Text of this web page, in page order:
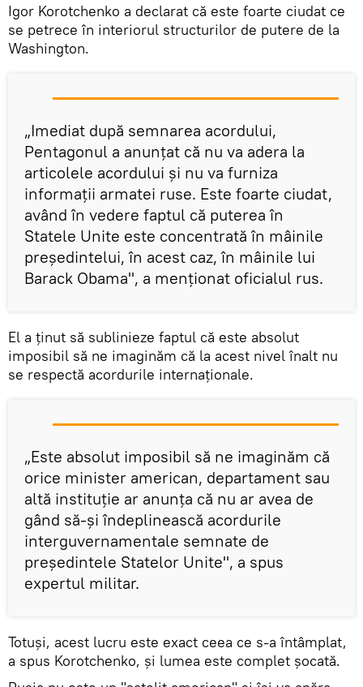
Igor Korotchenko a declarat că este foarte ciudat ce
se petrece în interiorul structurilor de putere de la
Washington.
„Imediat după semnarea acordului,
Pentagonul a anunțat că nu va adera la
articolele acordului și nu va furniza
informaţii armatei ruse. Este foarte ciudat,
având în vedere faptul că puterea în
Statele Unite este concentrată în mâinile
președintelui, în acest caz, în mâinile lui
Barack Obama", a menționat oficialul rus.
El a ţinut să sublinieze faptul că este absolut
imposibil să ne imaginăm că la acest nivel înalt nu
se respectă acordurile internaţionale.
„Este absolut imposibil să ne imaginăm că
orice minister american, departament sau
altă instituție ar anunța că nu ar avea de
gând să-și îndeplinească acordurile
interguvernamentale semnate de
președintele Statelor Unite", a spus
expertul militar.
Totuși, acest lucru este exact ceea ce s-a întâmplat,
a spus Korotchenko, și lumea este complet șocată.